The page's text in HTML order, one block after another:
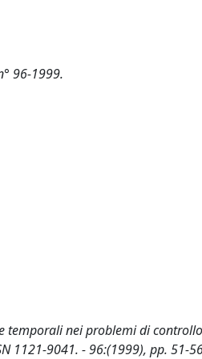
96-1999.
nei problemi di
1121-9041. - 96:(1999), pp. 51-